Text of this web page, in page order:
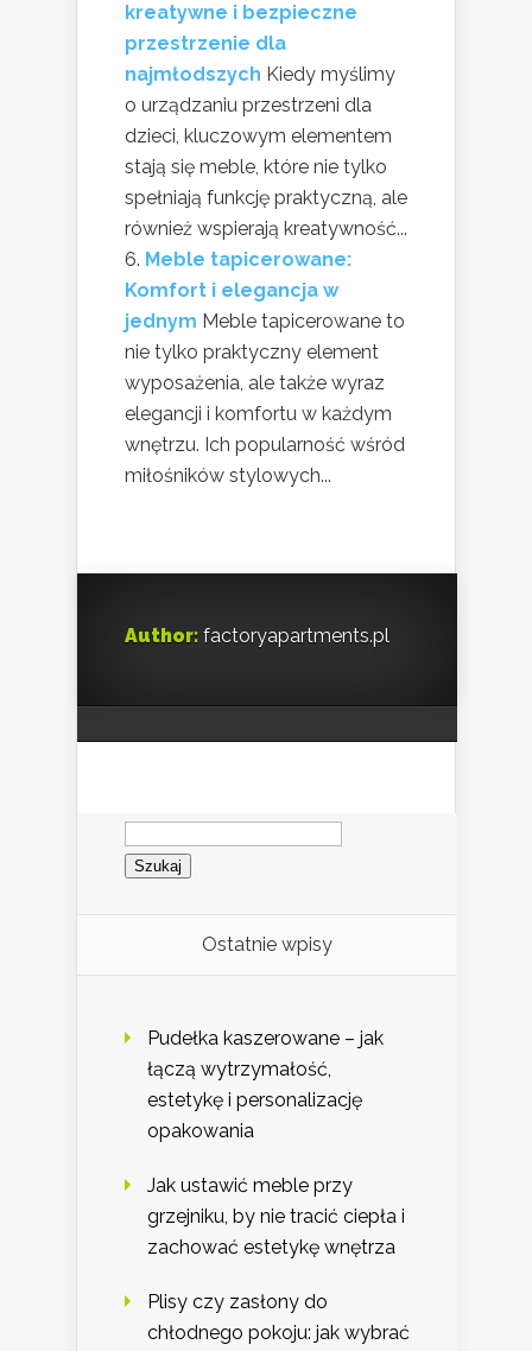
kreatywne i bezpieczne
przestrzenie dla
najmłodszych Kiedy myślimy
o urządzaniu przestrzeni dla
dzieci, kluczowym elementem
stają się meble, które nie tylko
spełniają funkcję praktyczną, ale
również wspierają kreatywność...
Meble tapicerowane:
Komfort i elegancja w
jednym Meble tapicerowane to
nie tylko praktyczny element
wyposażenia, ale także wyraz
elegancji i komfortu w każdym
wnętrzu. Ich popularność wśród
miłośników stylowych...
Author: factoryapartments.pl
Szukaj:
Ostatnie wpisy
Pudełka kaszerowane – jak
łączą wytrzymałość,
estetykę i personalizację
opakowania
Jak ustawić meble przy
grzejniku, by nie tracić ciepła i
zachować estetykę wnętrza
Plisy czy zasłony do
chłodnego pokoju: jak wybrać